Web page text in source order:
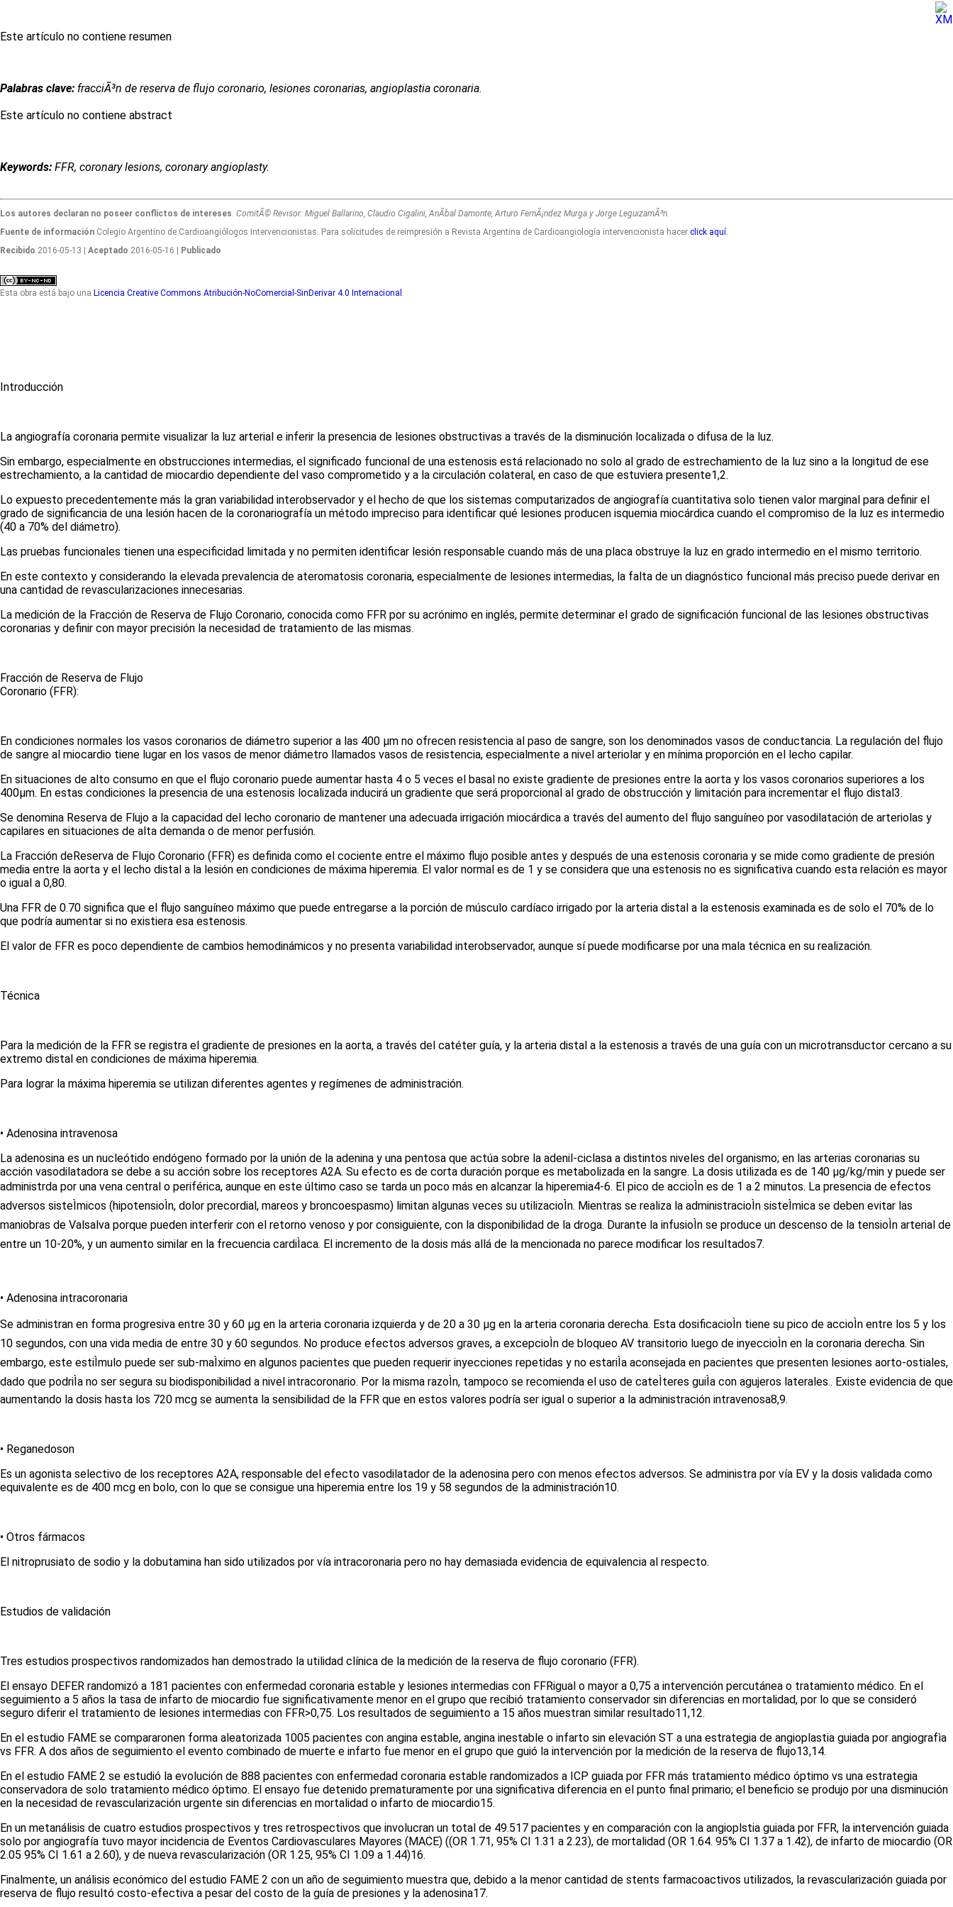
Este artículo no contiene resumen
Palabras clave: fracciÃ³n de reserva de flujo coronario, lesiones coronarias, angioplastia coronaria.
Este artículo no contiene abstract
Keywords: FFR, coronary lesions, coronary angioplasty.
Los autores declaran no poseer conflictos de intereses. ComitÃ© Revisor: Miguel Ballarino, Claudio Cigalini, AnÃ­bal Damonte, Arturo FernÃ¡ndez Murga y Jorge LeguizamÃ³n.
Fuente de información Colegio Argentino de Cardioangiólogos Intervencionistas. Para solicitudes de reimpresión a Revista Argentina de Cardioangiología intervencionista hacer click aquí.
Recibido 2016-05-13 | Aceptado 2016-05-16 | Publicado
Esta obra está bajo una Licencia Creative Commons Atribución-NoComercial-SinDerivar 4.0 Internacional .
Introducción
La angiografía coronaria permite visualizar la luz arterial e inferir la presencia de lesiones obstructivas a través de la disminución localizada o difusa de la luz.
Sin embargo, especialmente en obstrucciones intermedias, el significado funcional de una estenosis está relacionado no solo al grado de estrechamiento de la luz sino a la longitud de ese
estrechamiento, a la cantidad de miocardio dependiente del vaso comprometido y a la circulación colateral, en caso de que estuviera presente1,2.
Lo expuesto precedentemente más la gran variabilidad interobservador y el hecho de que los sistemas computarizados de angiografía cuantitativa solo tienen valor marginal para definir el
grado de significancia de una lesión hacen de la coronariografía un método impreciso para identificar qué lesiones producen isquemia miocárdica cuando el compromiso de la luz es intermedio
(40 a 70% del diámetro).
Las pruebas funcionales tienen una especificidad limitada y no permiten identificar lesión responsable cuando más de una placa obstruye la luz en grado intermedio en el mismo territorio.
En este contexto y considerando la elevada prevalencia de ateromatosis coronaria, especialmente de lesiones intermedias, la falta de un diagnóstico funcional más preciso puede derivar en
una cantidad de revascularizaciones innecesarias.
La medición de la Fracción de Reserva de Flujo Coronario, conocida como FFR por su acrónimo en inglés, permite determinar el grado de significación funcional de las lesiones obstructivas
coronarias y definir con mayor precisión la necesidad de tratamiento de las mismas.
Fracción de Reserva de Flujo
Coronario (FFR):
En condiciones normales los vasos coronarios de diámetro superior a las 400 µm no ofrecen resistencia al paso de sangre, son los denominados vasos de conductancia. La regulación del flujo
de sangre al miocardio tiene lugar en los vasos de menor diámetro llamados vasos de resistencia, especialmente a nivel arteriolar y en mínima proporción en el lecho capilar.
En situaciones de alto consumo en que el flujo coronario puede aumentar hasta 4 o 5 veces el basal no existe gradiente de presiones entre la aorta y los vasos coronarios superiores a los
400µm. En estas condiciones la presencia de una estenosis localizada inducirá un gradiente que será proporcional al grado de obstrucción y limitación para incrementar el flujo distal3.
Se denomina Reserva de Flujo a la capacidad del lecho coronario de mantener una adecuada irrigación miocárdica a través del aumento del flujo sanguíneo por vasodilatación de arteriolas y
capilares en situaciones de alta demanda o de menor perfusión.
La Fracción deReserva de Flujo Coronario (FFR) es definida como el cociente entre el máximo flujo posible antes y después de una estenosis coronaria y se mide como gradiente de presión
media entre la aorta y el lecho distal a la lesión en condiciones de máxima hiperemia. El valor normal es de 1 y se considera que una estenosis no es significativa cuando esta relación es mayor
o igual a 0,80.
Una FFR de 0.70 significa que el flujo sanguíneo máximo que puede entregarse a la porción de músculo cardíaco irrigado por la arteria distal a la estenosis examinada es de solo el 70% de lo
que podría aumentar si no existiera esa estenosis.
El valor de FFR es poco dependiente de cambios hemodinámicos y no presenta variabilidad interobservador, aunque sí puede modificarse por una mala técnica en su realización.
Técnica
Para la medición de la FFR se registra el gradiente de presiones en la aorta, a través del catéter guía, y la arteria distal a la estenosis a través de una guía con un microtransductor cercano a su
extremo distal en condiciones de máxima hiperemia.
Para lograr la máxima hiperemia se utilizan diferentes agentes y regímenes de administración.
• Adenosina intravenosa
La adenosina es un nucleótido endógeno formado por la unión de la adenina y una pentosa que actúa sobre la adenil-ciclasa a distintos niveles del organismo; en las arterias coronarias su
acción vasodilatadora se debe a su acción sobre los receptores A2A. Su efecto es de corta duración porque es metabolizada en la sangre. La dosis utilizada es de 140 μg/kg/min y puede ser
administrda por una vena central o periférica, aunque en este último caso se tarda un poco más en alcanzar la hiperemia4-6. El pico de accioÌn es de 1 a 2 minutos. La presencia de efectos
adversos sisteÌmicos (hipotensioÌn, dolor precordial, mareos y broncoespasmo) limitan algunas veces su utilizacioÌn. Mientras se realiza la administracioÌn sisteÌmica se deben evitar las
maniobras de Valsalva porque pueden interferir con el retorno venoso y por consiguiente, con la disponibilidad de la droga. Durante la infusioÌn se produce un descenso de la tensioÌn arterial de
entre un 10-20%, y un aumento similar en la frecuencia cardiÌaca. El incremento de la dosis más allá de la mencionada no parece modificar los resultados7.
• Adenosina intracoronaria
Se administran en forma progresiva entre 30 y 60 μg en la arteria coronaria izquierda y de 20 a 30 μg en la arteria coronaria derecha. Esta dosificacioÌn tiene su pico de accioÌn entre los 5 y los
10 segundos, con una vida media de entre 30 y 60 segundos. No produce efectos adversos graves, a excepcioÌn de bloqueo AV transitorio luego de inyeccioÌn en la coronaria derecha. Sin
embargo, este estiÌmulo puede ser sub-maÌximo en algunos pacientes que pueden requerir inyecciones repetidas y no estariÌa aconsejada en pacientes que presenten lesiones aorto-ostiales,
dado que podriÌa no ser segura su biodisponibilidad a nivel intracoronario. Por la misma razoÌn, tampoco se recomienda el uso de cateÌteres guiÌa con agujeros laterales.. Existe evidencia de que
aumentando la dosis hasta los 720 mcg se aumenta la sensibilidad de la FFR que en estos valores podría ser igual o superior a la administración intravenosa8,9.
• Reganedoson
Es un agonista selectivo de los receptores A2A, responsable del efecto vasodilatador de la adenosina pero con menos efectos adversos. Se administra por vía EV y la dosis validada como
equivalente es de 400 mcg en bolo, con lo que se consigue una hiperemia entre los 19 y 58 segundos de la administración10.
• Otros fármacos
El nitroprusiato de sodio y la dobutamina han sido utilizados por vía intracoronaria pero no hay demasiada evidencia de equivalencia al respecto.
Estudios de validación
Tres estudios prospectivos randomizados han demostrado la utilidad clínica de la medición de la reserva de flujo coronario (FFR).
El ensayo DEFER randomizó a 181 pacientes con enfermedad coronaria estable y lesiones intermedias con FFRigual o mayor a 0,75 a intervención percutánea o tratamiento médico. En el
seguimiento a 5 años la tasa de infarto de miocardio fue significativamente menor en el grupo que recibió tratamiento conservador sin diferencias en mortalidad, por lo que se consideró
seguro diferir el tratamiento de lesiones intermedias con FFR>0,75. Los resultados de seguimiento a 15 años muestran similar resultado11,12.
En el estudio FAME se compararonen forma aleatorizada 1005 pacientes con angina estable, angina inestable o infarto sin elevación ST a una estrategia de angioplastia guiada por angiografìa
vs FFR. A dos años de seguimiento el evento combinado de muerte e infarto fue menor en el grupo que guió la intervención por la medición de la reserva de flujo13,14.
En el estudio FAME 2 se estudió la evolución de 888 pacientes con enfermedad coronaria estable randomizados a ICP guiada por FFR más tratamiento médico óptimo vs una estrategia
conservadora de solo tratamiento médico óptimo. El ensayo fue detenido prematuramente por una significativa diferencia en el punto final primario; el beneficio se produjo por una disminución
en la necesidad de revascularización urgente sin diferencias en mortalidad o infarto de miocardio15.
En un metanálisis de cuatro estudios prospectivos y tres retrospectivos que involucran un total de 49.517 pacientes y en comparación con la angioplstia guiada por FFR, la intervención guiada
solo por angiografía tuvo mayor incidencia de Eventos Cardiovasculares Mayores (MACE) ((OR 1.71, 95% CI 1.31 a 2.23), de mortalidad (OR 1.64. 95% CI 1.37 a 1.42), de infarto de miocardio (OR
2.05 95% CI 1.61 a 2.60), y de nueva revascularización (OR 1.25, 95% CI 1.09 a 1.44)16.
Finalmente, un análisis económico del estudio FAME 2 con un año de seguimiento muestra que, debido a la menor cantidad de stents farmacoactivos utilizados, la revascularización guiada por
reserva de flujo resultó costo-efectiva a pesar del costo de la guía de presiones y la adenosina17.